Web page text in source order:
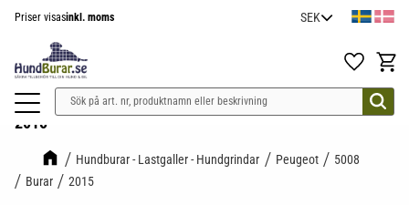
Priser visasinkl. moms
Favoriter
2015
Hundburar - Lastgaller - Hundgrindar Peugeot
5008
Burar
2015